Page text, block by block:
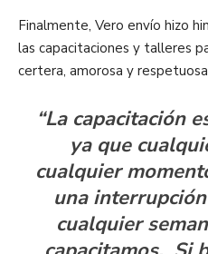
Finalmente, Vero envío hizo
las capacitaciones y talleres
certera, amorosa y
“La capacitación
ya que
cualquier
una
cualquier